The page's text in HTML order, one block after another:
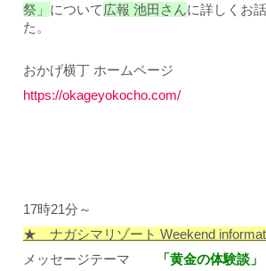
祭 」 について広報 池田さんに詳しく お
た。
おかげ横丁 ホームページ
https://okageyokocho.com/
17時21分～
★ ナガシマリゾート Weekend
メッセージテーマ
「黄金の体験談」